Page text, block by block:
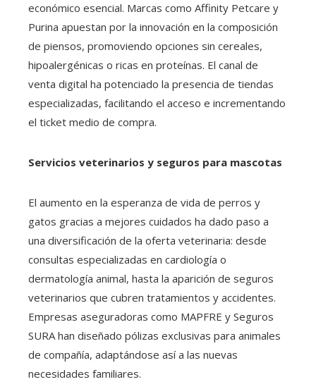
económico esencial. Marcas como Affinity Petcare y
Purina apuestan por la innovación en la composición
de piensos, promoviendo opciones sin cereales,
hipoalergénicas o ricas en proteínas. El canal de
venta digital ha potenciado la presencia de tiendas
especializadas, facilitando el acceso e incrementando
el ticket medio de compra.
Servicios veterinarios y seguros para mascotas
El aumento en la esperanza de vida de perros y
gatos gracias a mejores cuidados ha dado paso a
una diversificación de la oferta veterinaria: desde
consultas especializadas en cardiología o
dermatología animal, hasta la aparición de seguros
veterinarios que cubren tratamientos y accidentes.
Empresas aseguradoras como MAPFRE y Seguros
SURA han diseñado pólizas exclusivas para animales
de compañía, adaptándose así a las nuevas
necesidades familiares.